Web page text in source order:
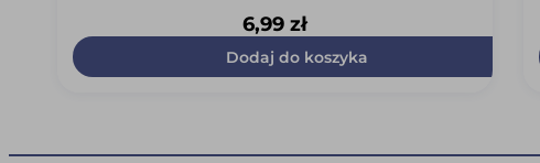
6,99zł
Dodaj do koszyka